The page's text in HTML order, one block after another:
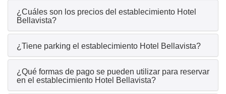
¿Cuáles son los precios del establecimiento Hotel
Bellavista?
¿Tiene parking el establecimiento Hotel Bellavista?
¿Qué formas de pago se pueden utilizar para reservar
en el establecimiento Hotel Bellavista?